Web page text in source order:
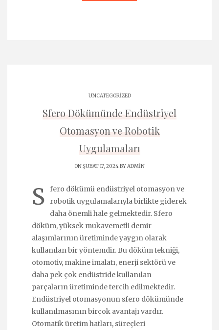
UNCATEGORIZED
Sfero Dökümünde Endüstriyel
Otomasyon ve Robotik
Uygulamaları
ON ŞUBAT 17, 2024 BYADMIN
S
fero dökümü endüstriyel otomasyon ve
robotik uygulamalarıyla birlikte giderek
daha önemli hale gelmektedir. Sfero
döküm, yüksek mukavemetli demir
alaşımlarının üretiminde yaygın olarak
kullanılan bir yöntemdir. Bu döküm tekniği,
otomotiv, makine imalatı, enerji sektörü ve
daha pek çok endüstride kullanılan
parçaların üretiminde tercih edilmektedir.
Endüstriyel otomasyonun sfero dökümünde
kullanılmasının birçok avantajı vardır.
Otomatik üretim hatları, süreçleri